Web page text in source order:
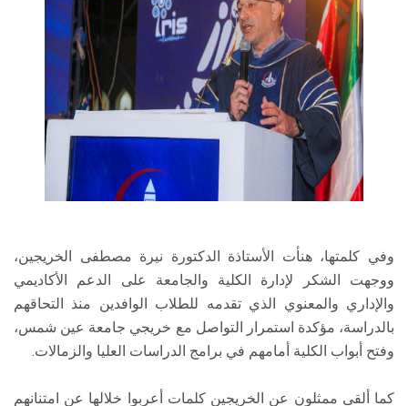
وفي كلمتها، هنأت الأستاذة الدكتورة نيرة مصطفى الخريجين،
ووجهت الشكر لإدارة الكلية والجامعة على الدعم الأكاديمي
والإداري والمعنوي الذي تقدمه للطلاب الوافدين منذ التحاقهم
بالدراسة، مؤكدة استمرار التواصل مع خريجي جامعة عين شمس،
وفتح أبواب الكلية أمامهم في برامج الدراسات العليا والزمالات.
كما ألقى ممثلون عن الخريجين كلمات أعربوا خلالها عن امتنانهم